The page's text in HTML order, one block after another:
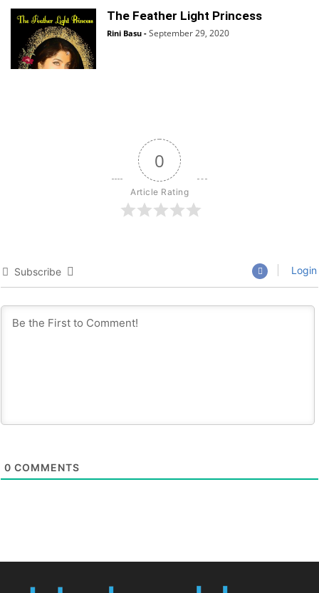
The Feather Light Princess
Rini Basu - September 29, 2020
0
Article Rating
Subscribe Login
0 COMMENTS